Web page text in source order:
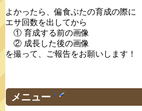
よかったら、偏食ぶたの育成の際に
エサ回数を出してから
① 育成する前の画像
② 成長した後の画像
を撮って、ご報告をお願いします！
メニュー †